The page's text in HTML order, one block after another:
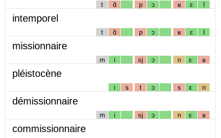
t ɑ̃ p ɔ ʁ ɛ l
intemporel
t ɑ̃ p ɔ ʁ ɛ l
missionnaire
m i sj ɔ n ɛː ʁ
pléistocène
i s t ɔ s ɛː n
démissionnaire
m i sj ɔ n ɛː ʁ
commissionnaire